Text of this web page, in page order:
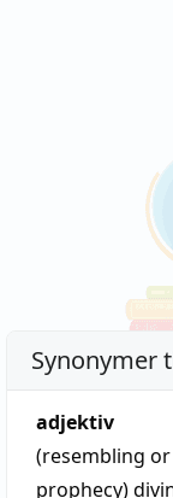
Synonymer
adjektiv
(resembling
prophecy)